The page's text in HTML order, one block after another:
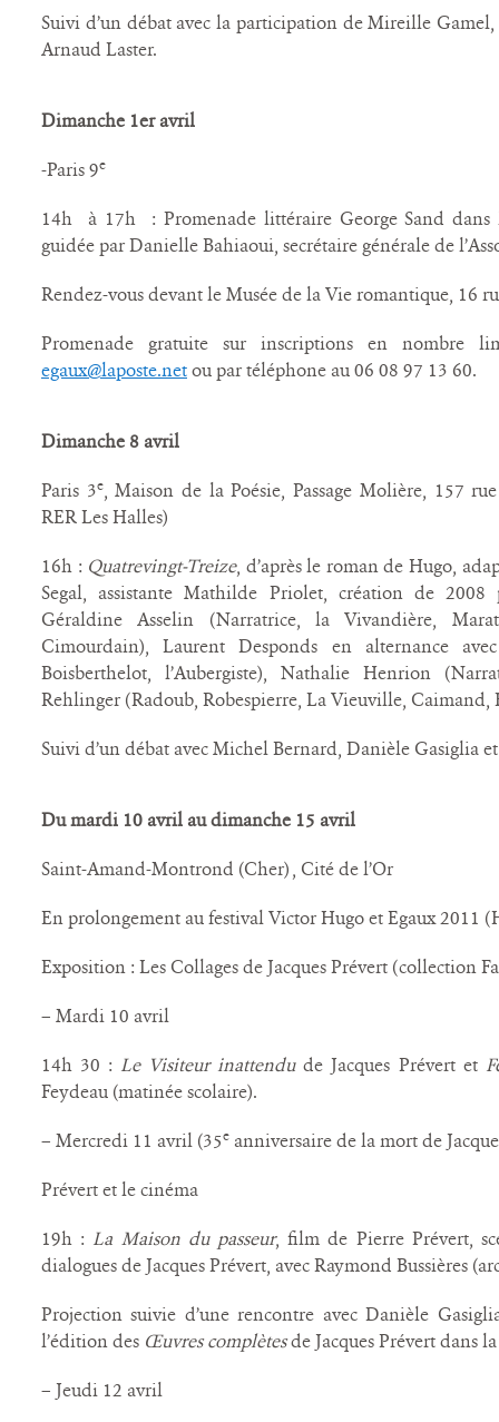
Suivi d’un débat avec la participation de Mireille
Arnaud Laster.
Dimanche 1er avril
-Paris 9e
14h à 17h : Promenade littéraire George Sand
guidée par Danielle Bahiaoui, secrétaire générale de
Rendez-vous devant le Musée de la Vie romantique, 16
Promenade gratuite sur inscriptions en nombre
egaux@laposte.netou par téléphone au 06 08 97 13 60.
Dimanche 8 avril
Paris 3e, Maison de la Poésie, Passage Molière, 157
RER Les Halles)
16h : Quatrevingt-Treize, d’après le roman de Hugo,
Segal, assistante Mathilde Priolet, création de
Géraldine Asselin (Narratrice, la Vivandière,
Cimourdain), Laurent Desponds en alternance
Boisberthelot, l’Aubergiste), Nathalie Henrion
Rehlinger (Radoub, Robespierre, La Vieuville, Caimand,
Suivi d’un débat avec Michel Bernard, Danièle Gasiglia
Du mardi 10 avril au dimanche 15 avril
Saint-Amand-Montrond (Cher) , Cité de l’Or
En prolongement au festival Victor Hugo et Egaux 2011
Exposition : Les Collages de Jacques Prévert (collection
– Mardi 10 avril
14h 30 : Le Visiteur inattendude Jacques Prévert et
Feydeau (matinée scolaire).
– Mercredi 11 avril (35e anniversaire de la mort de
Prévert et le cinéma
19h : La Maison du passeur, film de Pierre Prévert,
dialogues de Jacques Prévert, avec Raymond Bussières
Projection suivie d’une rencontre avec Danièle
l’édition des Œuvres complètesde Jacques Prévert dans
– Jeudi 12 avril